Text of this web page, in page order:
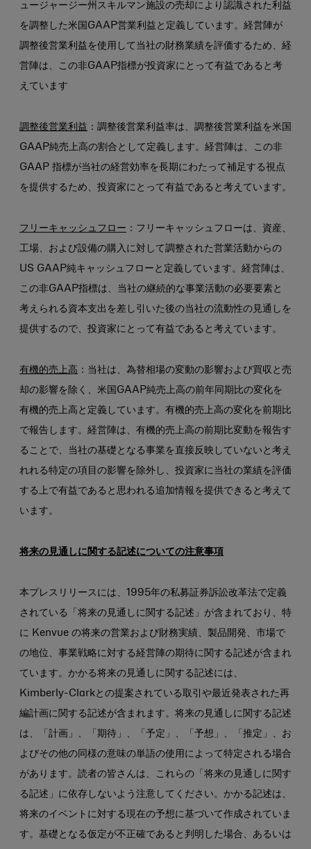
ュージャージー州スキルマン施設の売却により認識された利益
を調整した米国GAAP営業利益と定義しています。経営陣が
調整後営業利益を使用して当社の財務業績を評価するため、経
営陣は、この非GAAP指標が投資家にとって有益であると考
えています
調整後営業利益 ：調整後営業利益率は、調整後営業利益を米国
GAAP純売上高の割合として定義します。経営陣は、この非
GAAP 指標が当社の経営効率を長期にわたって補足する視点
を提供するため、投資家にとって有益であると考えています。
フリーキャッシュフロー ：フリーキャッシュフローは、資産、
工場、および設備の購入に対して調整された営業活動からの
US GAAP純キャッシュフローと定義しています。経営陣は、
この非GAAP指標は、当社の継続的な事業活動の必要要素と
考えられる資本支出を差し引いた後の当社の流動性の見通しを
提供するので、投資家にとって有益であると考えています。
有機的売上高 ：当社は、為替相場の変動の影響および買収と売
却の影響を除く、米国GAAP純売上高の前年同期比の変化を
有機的売上高と定義しています。有機的売上高の変化を前期比
で報告します。経営陣は、有機的売上高の前期比変動を報告す
ることで、当社の基礎となる事業を直接反映していないと考え
れれる特定の項目の影響を除外し、投資家に当社の業績を評価
する上で有益であると思われる追加情報を提供できると考えて
います。
将来の見通しに関する記述についての注意事項
本プレスリリースには、1995年の私募証券訴訟改革法で定義
されている「将来の見通しに関する記述」が含まれており、特
に Kenvue の将来の営業および財務実績、製品開発、市場で
の地位、事業戦略に対する経営陣の期待に関する記述が含まれ
ています。かかる将来の見通しに関する記述には、
Kimberly-Clarkとの提案されている取引や最近発表された再
編計画に関する記述が含まれます。将来の見通しに関する記述
は、「計画」、「期待」、「予定」、「予想」、「推定」、お
よびその他の同様の意味の単語の使用によって特定される場合
があります。読者の皆さんは、これらの「将来の見通しに関す
る記述」に依存しないよう注意してください。かかる記述は、
将来のイベントに対する現在の予想に基づいて作成されていま
す。基礎となる仮定が不正確であると判明した場合、あるいは